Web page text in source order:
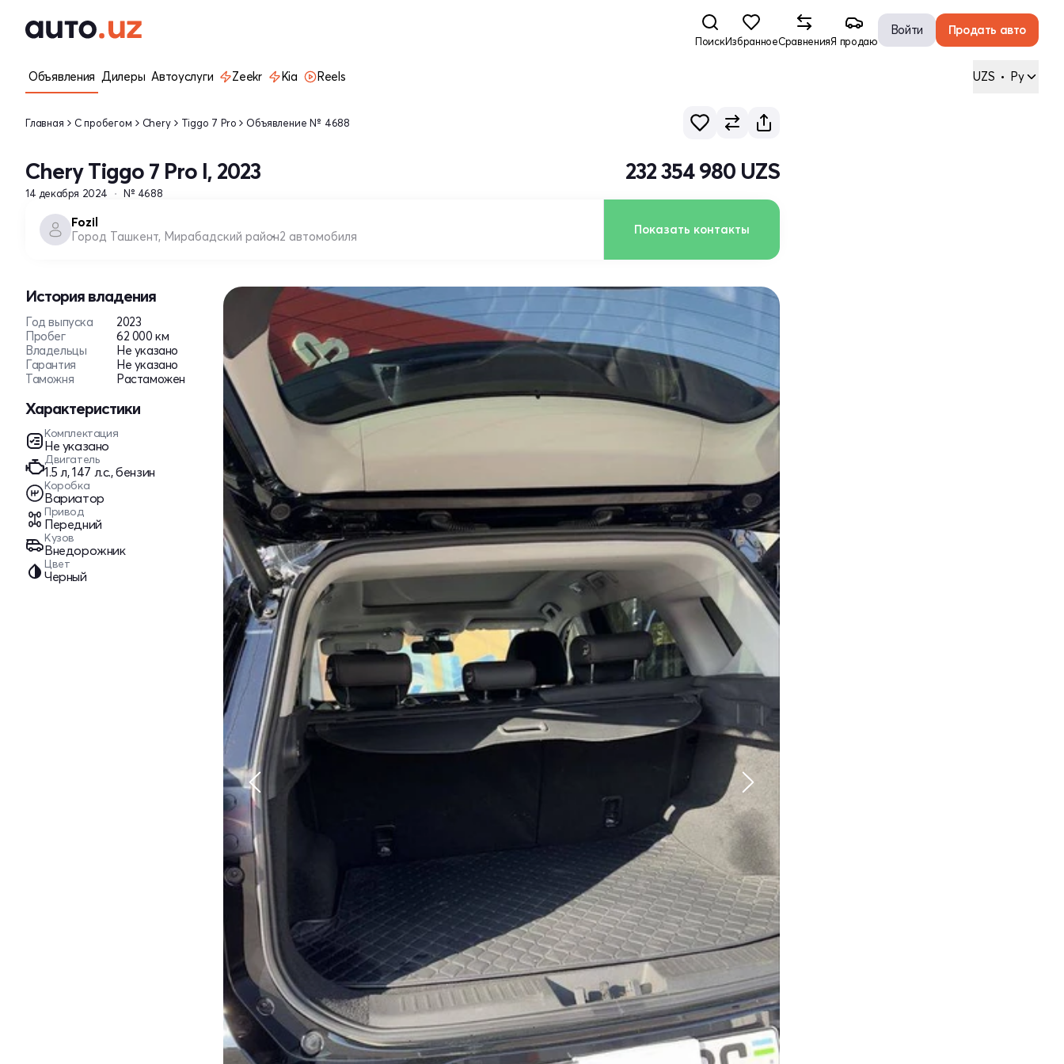
ПоискИзбранноеСравненияЯ продаю
Войти Продать авто
Объявления Дилеры Автоуслуги Zeekr Kia Reels UZS • Ру
Главная С пробегом Chery Tiggo 7 Pro Объявление № 4688
Chery Tiggo 7 Pro I, 2023
14 декабря 2024 № 4688
232 354 980 UZS
Fozil
Город Ташкент, Мирабадский район2 автомобиля Показать контакты
История владения
Год выпуска
2023
Пробег
62 000 км
Владельцы
Не указано
Гарантия
Не указано
Таможня
Растаможен
Характеристики
Комплектация
Не указано
Двигатель
1.5 л, 147 л.с., бензин
Коробка
Вариатор
Привод
Передний
Кузов
Внедорожник
Цвет
Черный